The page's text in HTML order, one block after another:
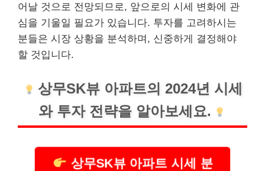
어날 것으로 전망되므로, 앞으로의 시세 변화에 관
심을 기울일 필요가 있습니다. 투자를 고려하시는
분들은 시장 상황을 분석하며, 신중하게 결정해야
할 것입니다.
상무SK뷰 아파트의 2024년 시세
와 투자 전략을 알아보세요.
상무SK뷰 아파트 시세 분